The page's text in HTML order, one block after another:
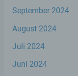
September 2024
August 2024
Juli 2024
Juni 2024
Löschen
d)